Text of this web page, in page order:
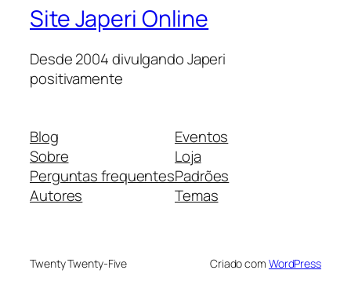
Site Japeri Online
Desde 2004 divulgando Japeri
positivamente
Blog
Sobre
Perguntas frequentes
Autores
Eventos
Loja
Padrões
Temas
Twenty Twenty-Five Criado com WordPress